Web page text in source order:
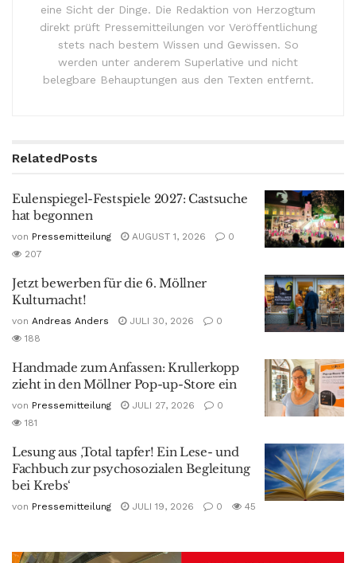
eine Sicht der Dinge. Die Redaktion von Herzogtum
direkt prüft Pressemitteilungen vor Veröffentlichung
stets nach bestem Wissen und Gewissen. So
werden unter anderem Superlative und nicht
belegbare Behauptungen aus den Texten entfernt.
RelatedPosts
Eulenspiegel-Festspiele 2027: Castsuche
hat begonnen
von Pressemitteilung AUGUST 1, 2026
0
207
Jetzt bewerben für die 6. Möllner
Kulturnacht!
von Andreas Anders JULI 30, 2026
0
188
Handmade zum Anfassen: Krullerkopp
zieht in den Möllner Pop-up-Store ein
von Pressemitteilung JULI 27, 2026
0
181
Lesung aus ‚Total tapfer! Ein Lese- und
Fachbuch zur psychosozialen Begleitung
bei Krebs‘
von Pressemitteilung JULI 19, 2026 0 45